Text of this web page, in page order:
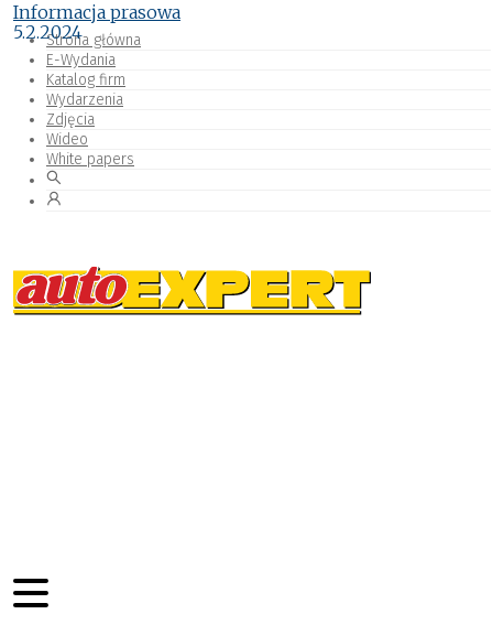
Strona główna
E-Wydania
Katalog firm
Wydarzenia
Zdjęcia
Wideo
White papers
Informacja prasowa
5.2.2024